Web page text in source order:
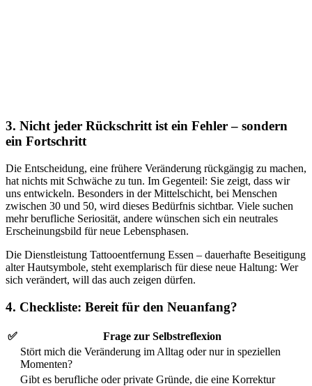
3. Nicht jeder Rückschritt ist ein Fehler – sondern
ein Fortschritt
Die Entscheidung, eine frühere Veränderung rückgängig zu machen,
hat nichts mit Schwäche zu tun. Im Gegenteil: Sie zeigt, dass wir
uns entwickeln. Besonders in der Mittelschicht, bei Menschen
zwischen 30 und 50, wird dieses Bedürfnis sichtbar. Viele suchen
mehr berufliche Seriosität, andere wünschen sich ein neutrales
Erscheinungsbild für neue Lebensphasen.
Die Dienstleistung Tattooentfernung Essen – dauerhafte Beseitigung
alter Hautsymbole, steht exemplarisch für diese neue Haltung: Wer
sich verändert, will das auch zeigen dürfen.
4. Checkliste: Bereit für den Neuanfang?
✅
Frage zur Selbstreflexion
Stört mich die Veränderung im Alltag oder nur in speziellen
Momenten?
Gibt es berufliche oder private Gründe, die eine Korrektur